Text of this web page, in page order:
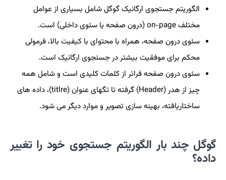
الگوریتم جستجوی ارگانیک گوگل شامل بسیاری از عوامل
مختلف on-page (درون صفحه یا سئوی داخلی) است.
سئوی درون صفحه، همراه با محتوای با کیفیت بالا، فرمولی
محکم برای موفقیت بیشتر در جستجوی ارگانیک است.
سئوی درون صفحه فراتر از کلمات کلیدی است و شامل همه
چیز از هدر (Header) گرفته تا تگهای عنوان (titlre)، داده های
ساختاریافته، بهینه سازی تصویر و موارد دیگر می شود.
گوگل چند بار الگوریتم جستجوی خود را تغییر
داده؟